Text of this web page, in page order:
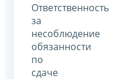
Ответственность
за
несоблюдение
обязанности
по
сдаче